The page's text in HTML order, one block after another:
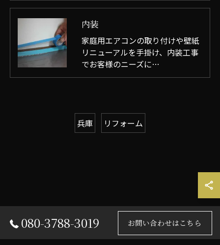
内装
家庭用エアコンの取り付けや壁紙
リニューアルを手掛け、内装工事
でお客様のニーズに…
兵庫 リフォーム
080-3788-3019 お問い合わせはこちら